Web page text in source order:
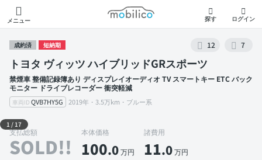
メニュー
モビリコ
探す ログイン
成約済 短納期 12 7
トヨタ ヴィッツ ハイブリッドGRスポーツ
禁煙車 整備記録簿あり ディスプレイオーディオ TV スマートキー ETC バック
モニター ドライブレコーダー 衝突軽減
車両ID QVB7HY5G 2019年・3.5万km・ブルー系
外装 左前
1 /17
支払総額
SOLD!!
本体価格
100.0万円
諸費用
11.0万円